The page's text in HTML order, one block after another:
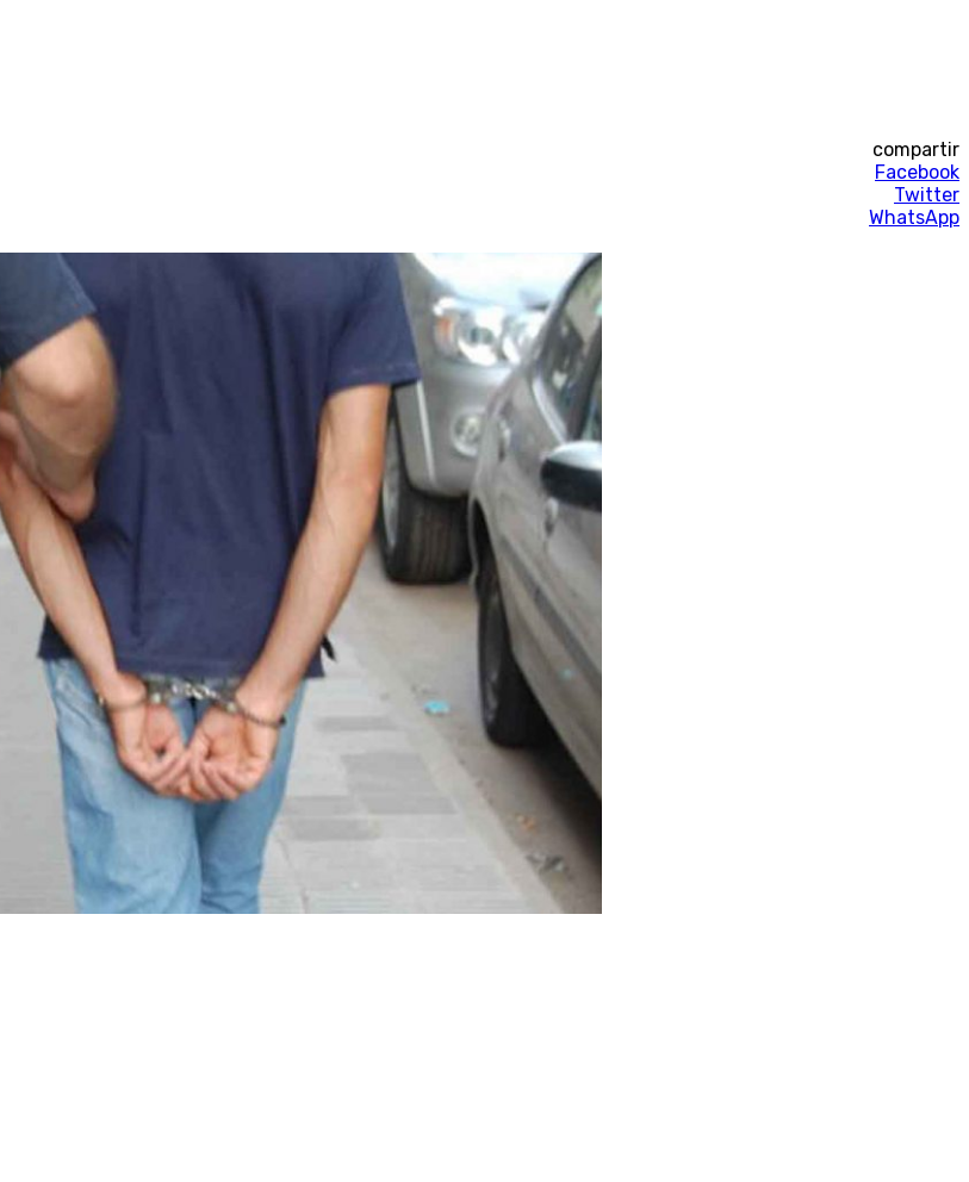
compartir
Facebook
Twitter
WhatsApp